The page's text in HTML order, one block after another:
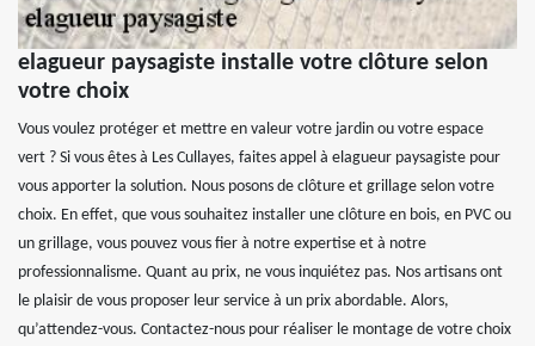
elagueur paysagiste installe votre clôture selon
votre choix
Vous voulez protéger et mettre en valeur votre jardin ou votre espace
vert ? Si vous êtes à Les Cullayes, faites appel à elagueur paysagiste pour
vous apporter la solution. Nous posons de clôture et grillage selon votre
choix. En effet, que vous souhaitez installer une clôture en bois, en PVC ou
un grillage, vous pouvez vous fier à notre expertise et à notre
professionnalisme. Quant au prix, ne vous inquiétez pas. Nos artisans ont
le plaisir de vous proposer leur service à un prix abordable. Alors,
qu’attendez-vous. Contactez-nous pour réaliser le montage de votre choix